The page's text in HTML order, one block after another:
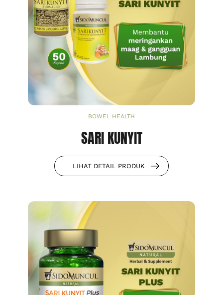
BOWEL HEALTH
SARI KUNYIT
LIHAT DETAIL PRODUK